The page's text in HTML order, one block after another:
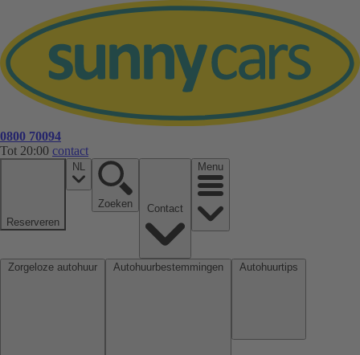
0800 70094
Tot 20:00 contact
Reserveren
NL
Zoeken
Menu